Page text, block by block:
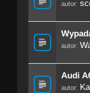
autor:
autor:
Audi
autor: